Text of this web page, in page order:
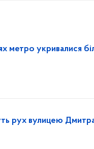
метро укривалися
рух вулицею